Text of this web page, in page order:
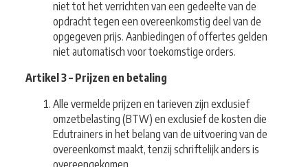
niet tot het verrichten van een gedeelte van de
opdracht tegen een overeenkomstig deel van de
opgegeven prijs. Aanbiedingen of offertes gelden
niet automatisch voor toekomstige orders.
Artikel 3 – Prijzen en betaling
Alle vermelde prijzen en tarieven zijn exclusief
omzetbelasting (BTW) en exclusief de kosten die
Edutrainers in het belang van de uitvoering van de
overeenkomst maakt, tenzij schriftelijk anders is
overeengekomen.